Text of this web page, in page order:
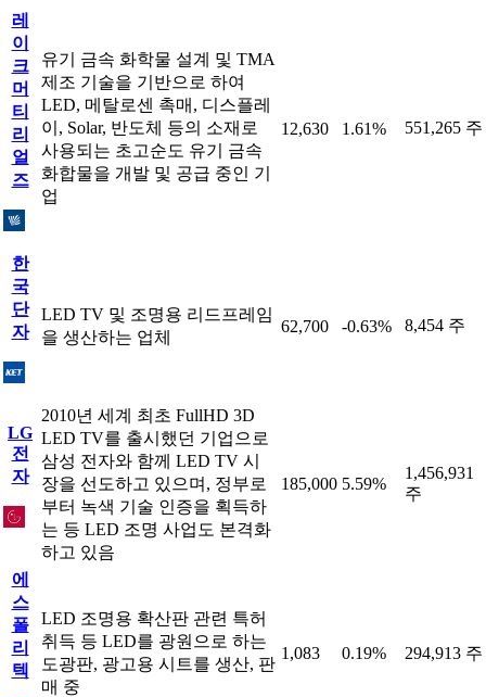
레
이
크
머
티
리
얼
즈
유기 금속 화학물 설계 및 TMA
제조 기술을 기반으로 하여
LED, 메탈로센 촉매, 디스플레
이, Solar, 반도체 등의 소재로
사용되는 초고순도 유기 금속
화합물을 개발 및 공급 중인 기
업
12,630 1.61% 551,265 주
한
국
단
자
LED TV 및 조명용 리드프레임
을 생산하는 업체
62,700 -0.63% 8,454 주
LG
전
자
2010년 세계 최초 FullHD 3D
LED TV를 출시했던 기업으로
삼성 전자와 함께 LED TV 시
장을 선도하고 있으며, 정부로
부터 녹색 기술 인증을 획득하
는 등 LED 조명 사업도 본격화
하고 있음
185,000 5.59%
1,456,931
주
에
스
폴
리
텍
LED 조명용 확산판 관련 특허
취득 등 LED를 광원으로 하는
도광판, 광고용 시트를 생산, 판
매 중
1,083 0.19% 294,913 주